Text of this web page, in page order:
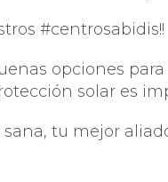
#centrosabidis!!
opciones
solar es
sana, tu mejor